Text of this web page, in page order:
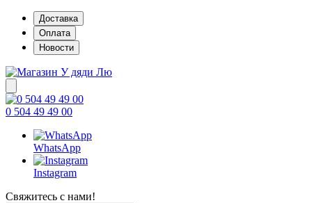
Доставка
Оплата
Новости
0 504 49 49 00
WhatsApp
Instagram
Свяжитесь с нами!